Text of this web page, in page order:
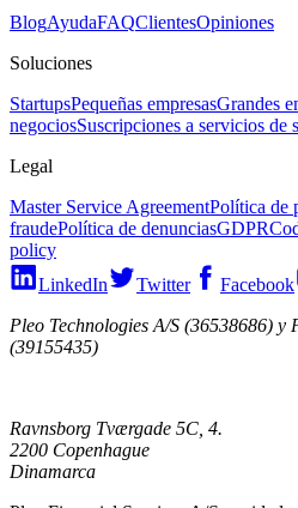
BlogAyudaFAQClientesOpiniones
Soluciones
StartupsPequeñas empresasGrandes
negociosSuscripciones a servicios de
Legal
Master Service AgreementPolítica de
fraudePolítica de denunciasGDPR
policy
LinkedIn
Twitter Facebook
Pleo Technologies A/S (36538686) y
(39155435)
Ravnsborg Tværgade 5C, 4.
2200 Copenhague
Dinamarca